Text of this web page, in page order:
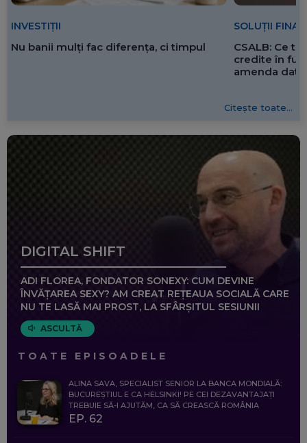
INVESTIȚII
Nu banii mulți fac diferența, ci timpul
SOLUȚII
CSALB: Ce
credite în
amenda
Citește toate...
DIGITAL SHIFT
ADI FLOREA, FONDATOR SONEXY: CUM DEVINE
ÎNVĂȚAREA SEXY? AM CREAT REȚEAUA SOCIALĂ CARE
NU TE LASĂ MAI PROST, LA SFÂRȘITUL SESIUNII
ASCULTĂ
TOATE EPISOADELE
ALINA SAVA, SPECIALIST SENIOR LA BANCA MONDIALĂ:
BUCUREȘTIUL E CA HELSINKI! PE CEI DEZAVANTAJAȚI
TREBUIE SĂ-I AJUTĂM, CA SĂ CREASCĂ ROMÂNIA
EP. 62